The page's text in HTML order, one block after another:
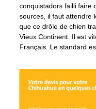
conquistadors failli faire
sources, il faut attendre
que ce drôle de chien
Vieux Continent. Il est
Français. Le standard